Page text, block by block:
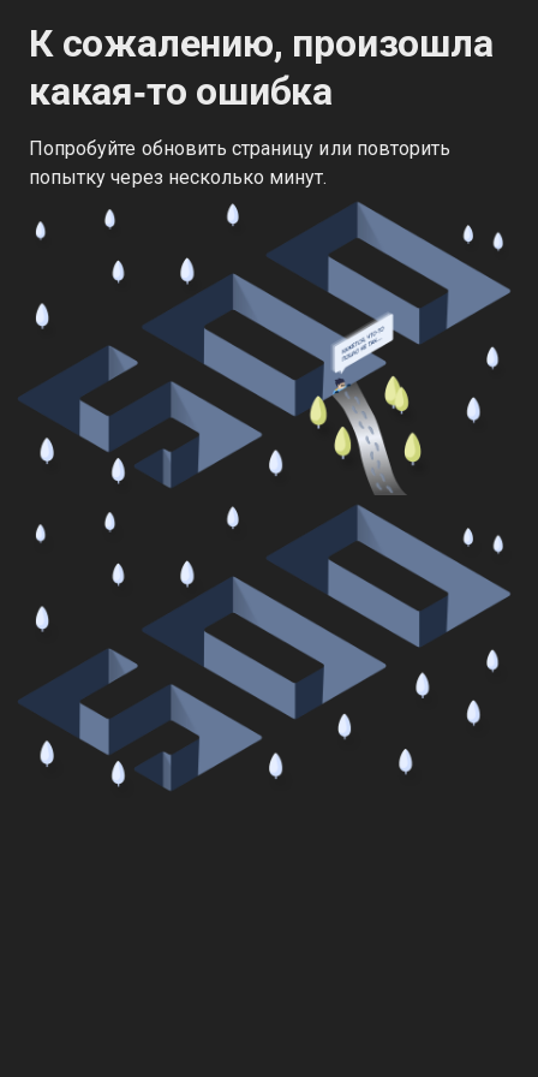
К сожалению, произошла
какая‑то ошибка
Попробуйте обновить страницу или повторить
попытку через несколько минут.